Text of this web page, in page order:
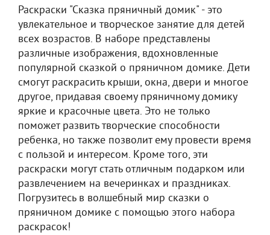
Раскраски "Сказка пряничный домик" - это
увлекательное и творческое занятие для детей
всех возрастов. В наборе представлены
различные изображения, вдохновленные
популярной сказкой о пряничном домике. Дети
смогут раскрасить крыши, окна, двери и многое
другое, придавая своему пряничному домику
яркие и красочные цвета. Это не только
поможет развить творческие способности
ребенка, но также позволит ему провести время
с пользой и интересом. Кроме того, эти
раскраски могут стать отличным подарком или
развлечением на вечеринках и праздниках.
Погрузитесь в волшебный мир сказки о
пряничном домике с помощью этого набора
раскрасок!